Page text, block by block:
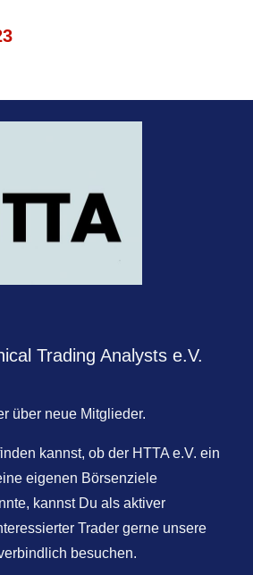
Trading Analysts e.V.
über neue Mitglieder.
kannst, ob der HTTA e.V. ein
eigenen Börsenziele
kannst Du als aktiver
Trader gerne unsere
besuchen.